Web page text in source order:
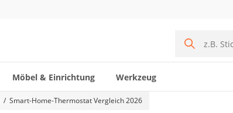
Möbel & Einrichtung Werkzeug
Smart-Home-Thermostat Vergleich 2026